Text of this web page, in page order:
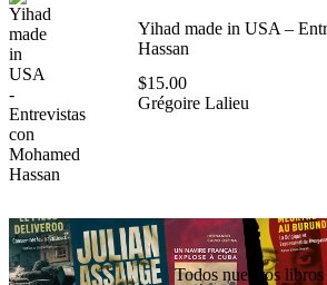
Yihad made in USA –
Hassan
$15.00
Grégoire Lalieu
Todos nuestros libros